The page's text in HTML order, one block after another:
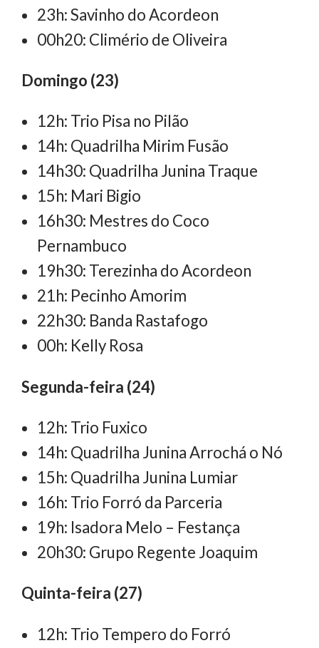
23h: Savinho do Acordeon
00h20: Climério de Oliveira
Domingo (23)
12h: Trio Pisa no Pilão
14h: Quadrilha Mirim Fusão
14h30: Quadrilha Junina Traque
15h: Mari Bigio
16h30: Mestres do Coco
Pernambuco
19h30: Terezinha do Acordeon
21h: Pecinho Amorim
22h30: Banda Rastafogo
00h: Kelly Rosa
Segunda-feira (24)
12h: Trio Fuxico
14h: Quadrilha Junina Arrochá o Nó
15h: Quadrilha Junina Lumiar
16h: Trio Forró da Parceria
19h: Isadora Melo – Festança
20h30: Grupo Regente Joaquim
Quinta-feira (27)
12h: Trio Tempero do Forró